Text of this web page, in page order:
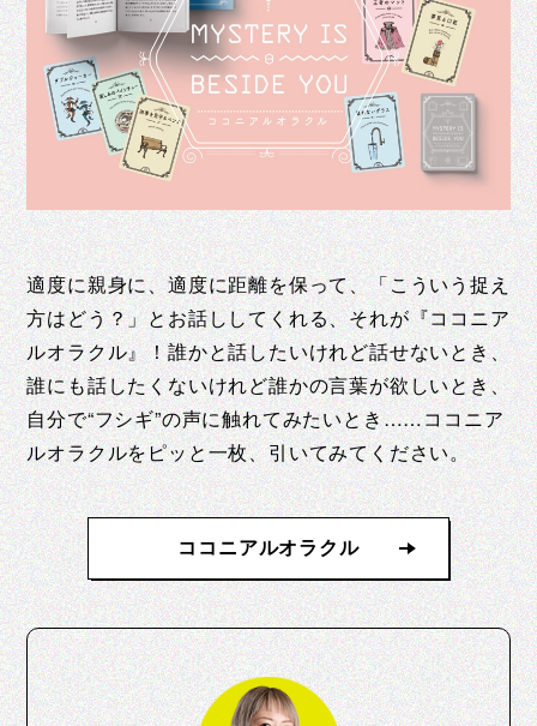
適度に親身に、適度に距離を保って、「こういう捉え
方はどう？」とお話ししてくれる、それが『ココニア
ルオラクル』！誰かと話したいけれど話せないとき、
誰にも話したくないけれど誰かの言葉が欲しいとき、
自分で“フシギ”の声に触れてみたいとき……ココニア
ルオラクルをピッと一枚、引いてみてください。
ココニアルオラクル